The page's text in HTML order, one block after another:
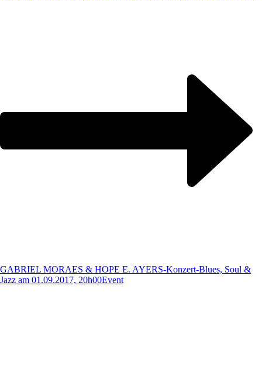
GABRIEL MORAES & HOPE E. AYERS-Konzert-Blues, Soul &
Jazz am 01.09.2017, 20h00Event